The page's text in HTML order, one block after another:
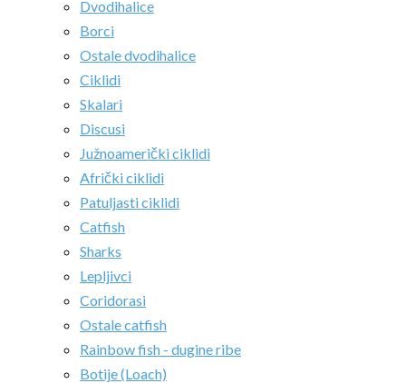
Dvodihalice
Borci
Ostale dvodihalice
Ciklidi
Skalari
Discusi
Južnoamerički ciklidi
Afrički ciklidi
Patuljasti ciklidi
Catfish
Sharks
Lepljivci
Coridorasi
Ostale catfish
Rainbow fish - dugine ribe
Botije (Loach)